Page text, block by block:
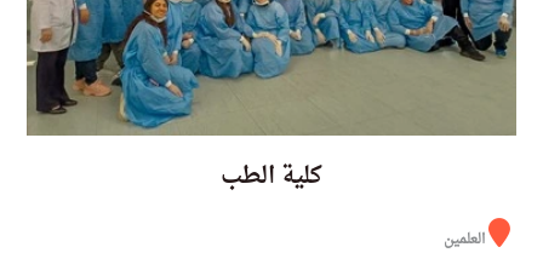
كلية الطب
العلمين